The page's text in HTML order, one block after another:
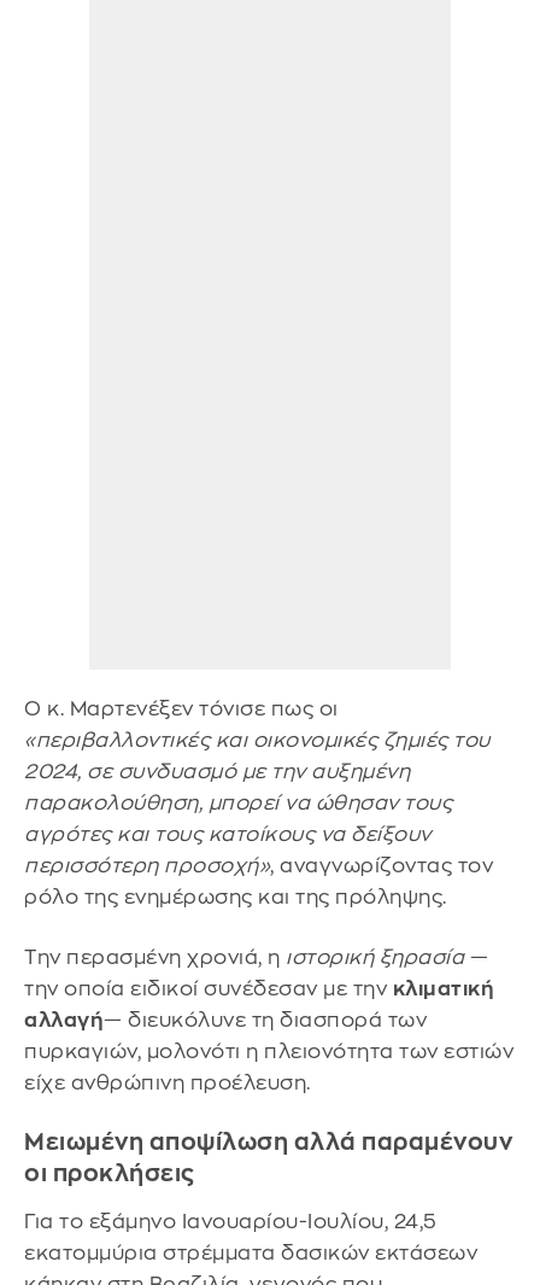
Ο κ. Μαρτενέξεν τόνισε πως οι
«περιβαλλοντικές και οικονομικές ζημιές του
2024, σε συνδυασμό με την αυξημένη
παρακολούθηση, μπορεί να ώθησαν τους
αγρότες και τους κατοίκους να δείξουν
περισσότερη προσοχή», αναγνωρίζοντας τον
ρόλο της ενημέρωσης και της πρόληψης.
Την περασμένη χρονιά, η ιστορική ξηρασία—
την οποία ειδικοί συνέδεσαν με την κλιματική
αλλαγή— διευκόλυνε τη διασπορά των
πυρκαγιών, μολονότι η πλειονότητα των εστιών
είχε ανθρώπινη προέλευση.
Μειωμένη αποψίλωση αλλά παραμένουν
οι προκλήσεις
Για το εξάμηνο Ιανουαρίου-Ιουλίου, 24,5
εκατομμύρια στρέμματα δασικών εκτάσεων